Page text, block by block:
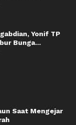
Yonif TP
Bunga...
Saat Mengejar